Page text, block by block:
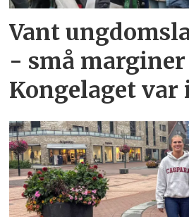
Vant
- små marginer
Kongelaget var